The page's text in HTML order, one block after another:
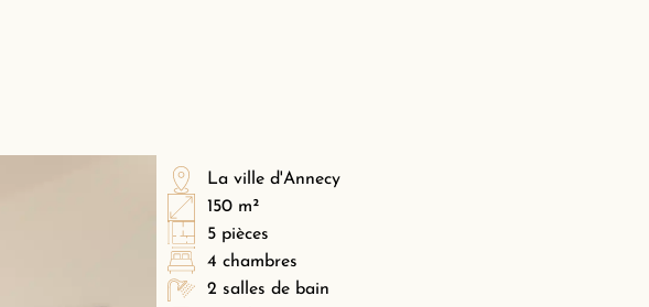
La ville d'Annecy
150 m²
5 pièces
4 chambres
2 salles de bain